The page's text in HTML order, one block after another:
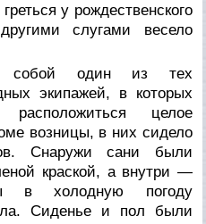
у рождественского
слугами весело
собой один из тех
экипажей, в которых
целое
возницы, в них сидело
Снаружи сани были
краской, а внутри —
в холодную погоду
Сиденье и пол были